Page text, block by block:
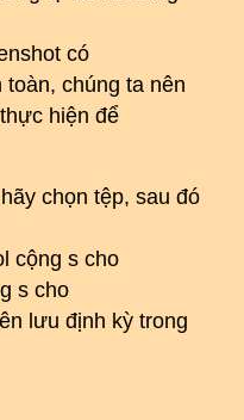
có
chúng ta nên
hiện để
chọn tệp, sau đó
cộng s cho
s cho
lưu định kỳ trong